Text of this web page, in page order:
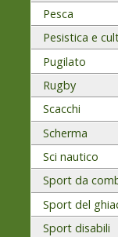
Pesca
Pesistica e
Pugilato
Rugby
Scacchi
Scherma
Sci nautico
Sport da
Sport del
Sport disabili